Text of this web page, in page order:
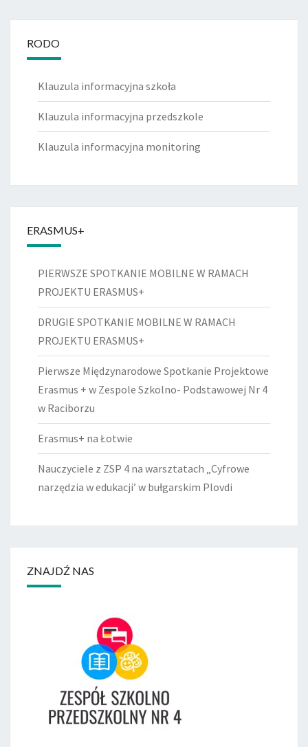
RODO
Klauzula informacyjna szkoła
Klauzula informacyjna przedszkole
Klauzula informacyjna monitoring
ERASMUS+
PIERWSZE SPOTKANIE MOBILNE W RAMACH
PROJEKTU ERASMUS+
DRUGIE SPOTKANIE MOBILNE W RAMACH
PROJEKTU ERASMUS+
Pierwsze Międzynarodowe Spotkanie Projektowe
Erasmus + w Zespole Szkolno- Podstawowej Nr 4
w Raciborzu
Erasmus+ na Łotwie
Nauczyciele z ZSP 4 na warsztatach „Cyfrowe
narzędzia w edukacji’ w bułgarskim Plovdi
ZNAJDŹ NAS